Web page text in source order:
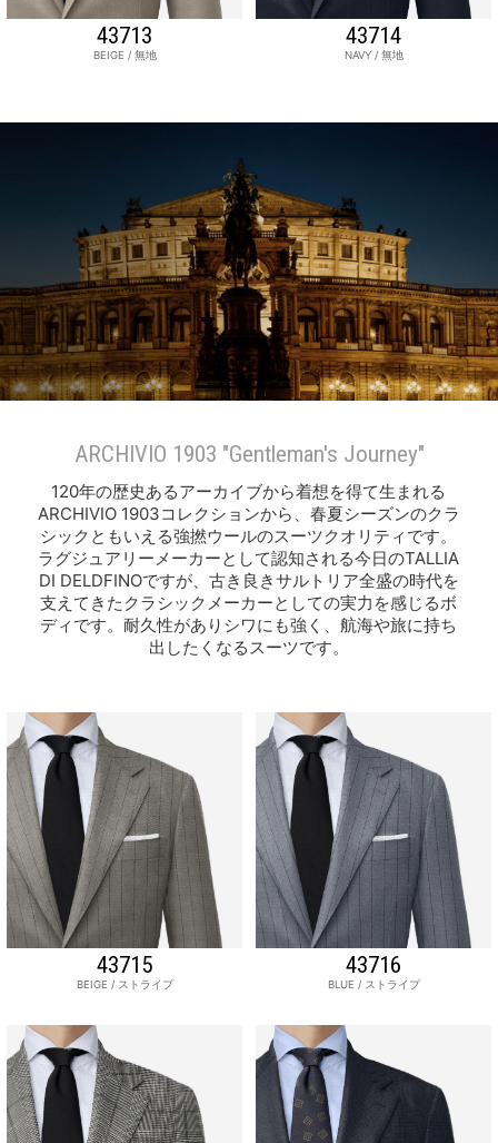
43713
BEIGE / 無地
43714
NAVY / 無地
ARCHIVIO 1903 "Gentleman's Journey"
120年の歴史あるアーカイブから着想を得て生まれる
ARCHIVIO 1903コレクションから、春夏シーズンのクラ
シックともいえる強撚ウールのスーツクオリティです。
ラグジュアリーメーカーとして認知される今日のTALLIA
DI DELDFINOですが、古き良きサルトリア全盛の時代を
支えてきたクラシックメーカーとしての実力を感じるボ
ディです。耐久性がありシワにも強く、航海や旅に持ち
出したくなるスーツです。
43715
BEIGE / ストライプ
43716
BLUE / ストライプ